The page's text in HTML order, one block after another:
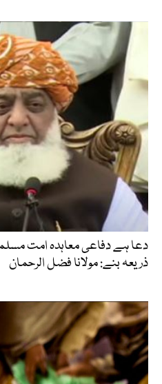
دعا ہے دفاعی معاہدہ امت
ذریعہ بنے: مولانا فضل الرحمان